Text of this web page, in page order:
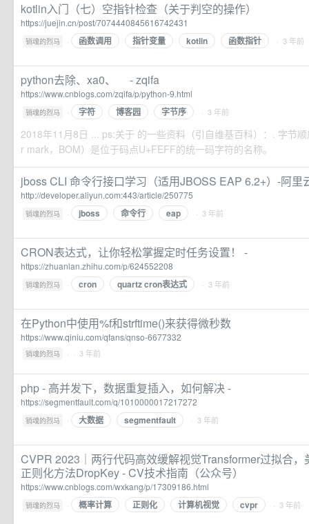
kotlin入门（七）空指针检查（关于判空的操作）
https://juejin.cn/post/7074440845616742431
销魂的烈马 · 函数调用 指针变量 kotlin 函数指针 · 3 年前
python去除 、xa0、 - zqifa
https://www.cnblogs.com/zqifa/p/python-9.html
销魂的烈马 · 字符 博客园 字节序 · 3 年前
2018年11月8日 ... ps:关于 的一些资料（引自维基百科）：. 字节
r mark，BOM）是位于码点U+FEFF的统一码字符的名称。
jboss CLI 命令行接口学习（适用JBOSS EAP 6.2+）-阿里
http://developer.aliyun.com:443/article/250775
销魂的烈马 · jboss 命令行 eap · 3 年前
CRON表达式，让你轻松掌握定时任务设置！ -
https://zhuanlan.zhihu.com/p/624552208
销魂的烈马 · cron quartz cron表达式 · 3 年前
在Python中使用%f和strftime()来获得微秒数
https://www.qiniu.com/qfans/qnso-6677332
销魂的烈马 · · 3 年前
php - 高并发下，数据重复插入，如何解决 -
https://segmentfault.com/q/1010000017217272
销魂的烈马 · 大数据 segmentfault · 3 年前
CVPR 2023｜两行代码高效缓解视觉Transformer过拟合
正则化方法DropKey - CV技术指南（公众号）
https://www.cnblogs.com/wxkang/p/17309186.html
销魂的烈马 · 概率计算 正则化 计算机视觉 cvpr · 3 年前